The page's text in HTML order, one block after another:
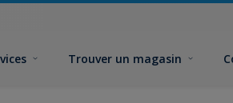
Trouver un magasin